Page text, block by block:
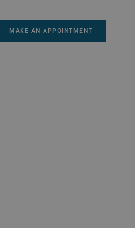
MAKE AN APPOINTMENT